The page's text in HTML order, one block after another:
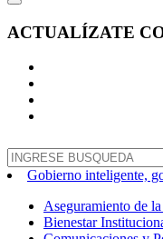
ACTUALÍZATE
Gobierno inteligente,
Aseguramiento de
Bienestar